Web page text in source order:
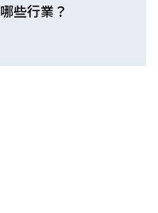
哪些行業？